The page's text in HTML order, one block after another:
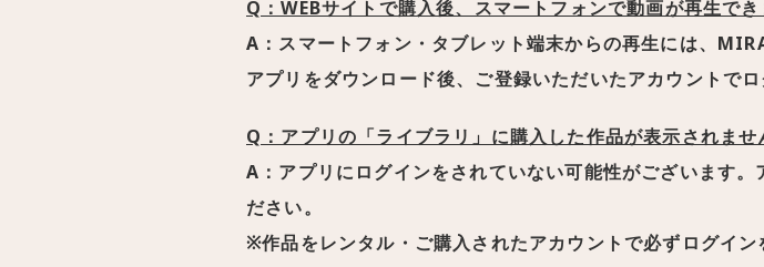
Q：WEBサイトで購入後、スマートフォンで動画が再生でき
A：スマートフォン・タブレット端末からの再生には、
アプリをダウンロード後、ご登録いただいたアカウントで
Q：アプリの「ライブラリ」に購入した作品が表示されませ
A：アプリにログインをされていない可能性がございます
ださい。
※作品をレンタル・ご購入されたアカウントで必ずログイン